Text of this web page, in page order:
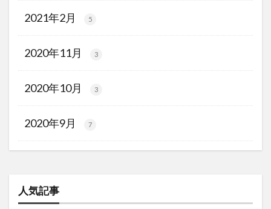
2021年2月 5
2020年11月 3
2020年10月 3
2020年9月 7
人気記事